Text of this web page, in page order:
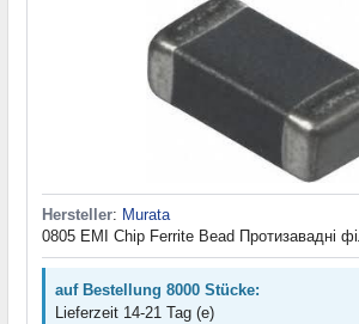
Hersteller: Murata
0805 EMI Chip Ferrite Bead Протизавадні
auf Bestellung 8000 Stücke:
Lieferzeit 14-21 Tag (e)